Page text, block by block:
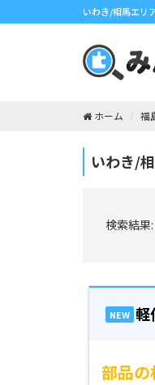
いわき/相馬エリ
ホーム 福
いわき/
検索結果:
NEW 軽
部品